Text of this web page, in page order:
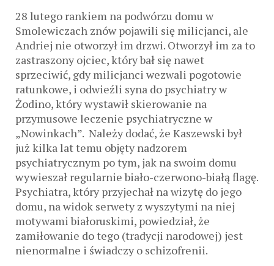
28 lutego rankiem na podwórzu domu w
Smolewiczach znów pojawili się milicjanci, ale
Andriej nie otworzył im drzwi. Otworzył im za to
zastraszony ojciec, który bał się nawet
sprzeciwić, gdy milicjanci wezwali pogotowie
ratunkowe, i odwieźli syna do psychiatry w
Żodino, który wystawił skierowanie na
przymusowe leczenie psychiatryczne w
„Nowinkach”. Należy dodać, że Kaszewski był
już kilka lat temu objęty nadzorem
psychiatrycznym po tym, jak na swoim domu
wywieszał regularnie biało-czerwono-białą flagę.
Psychiatra, który przyjechał na wizytę do jego
domu, na widok serwety z wyszytymi na niej
motywami białoruskimi, powiedział, że
zamiłowanie do tego (tradycji narodowej) jest
nienormalne i świadczy o schizofrenii.